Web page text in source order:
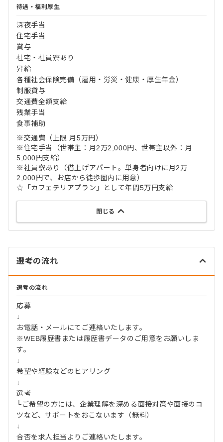
待遇・福利厚生
深夜手当
住宅手当
賞与
社宅・社員寮あり
昇給
各種社会保険完備（雇用・労災・健康・厚生年金）
制服貸与
交通費全額支給
残業手当
食事補助
※交通費（上限 月5万円）
※住宅手当（世帯主：月2万2,000円、世帯主以外：月
5,000円支給）
※社員寮あり（借上げアパート。単身者向けに月2万
2,000円で、お店から徒歩圏内に用意）
☆「カフェテリアプラン」として年間5万円支給
閉じる
選考の流れ
選考の流れ
応募
↓
お電話・メールにてご連絡いたします。
※WEB履歴書または履歴書データのご用意をお願いしま
す。
↓
希望や経験などのヒアリング
↓
選考
└ご希望の方には、企業理解を深める面接対策や面接のコ
ツなど、サポートをおこないます（無料）
↓
合否を求人担当よりご連絡いたします。